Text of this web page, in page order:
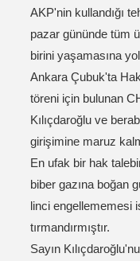
AKP'nin kullandığı
pazar gününde tüm
birini yaşamasına yol
Ankara Çubuk'ta
töreni için bulunan
Kılıçdaroğlu ve
girişimine maruz
En ufak bir hak
biber gazına boğan
linci engellememesi
tırmandırmıştır.
Sayın